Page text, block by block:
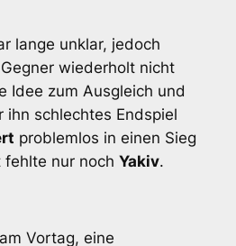
lange unklar, jedoch
wiederholt nicht
Idee zum Ausgleich und
ihn schlechtes Endspiel
problemlos in einen Sieg
nur noch Yakiv.
Vortag, eine